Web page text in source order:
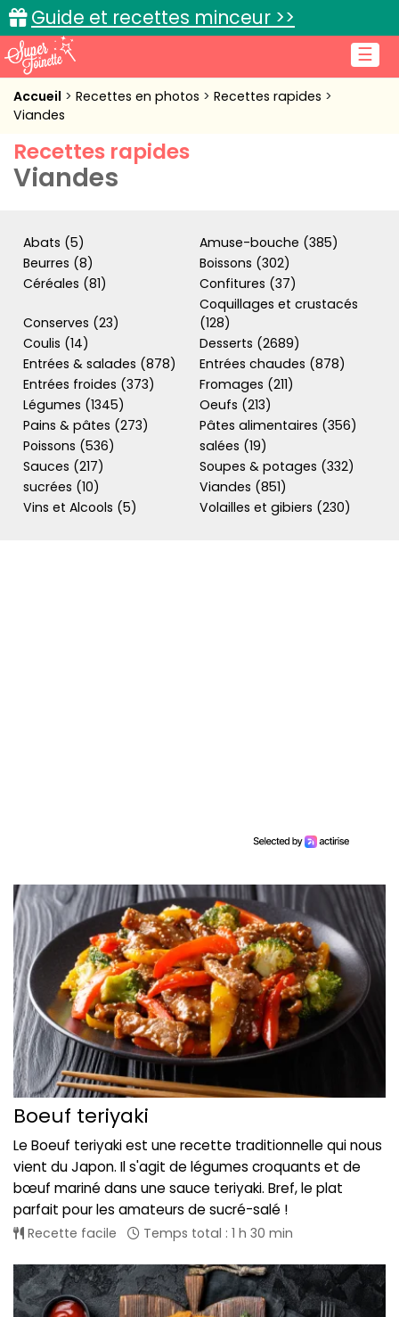
☰
Guide et recettes minceur >>
Accueil
Cuisine pratique
Connexion
Accueil Recettes en photos
Recettes rapides
Viandes
Recettes rapides
Viandes
Abats (5)
Amuse-bouche (385)
Beurres (8)
Boissons (302)
Céréales (81)
Confitures (37)
Conserves (23)
Coquillages et crustacés
(128)
Coulis (14)
Desserts (2689)
Entrées & salades (878)
Entrées chaudes (878)
Entrées froides (373)
Fromages (211)
Légumes (1345)
Oeufs (213)
Pains & pâtes (273)
Pâtes alimentaires (356)
Poissons (536)
salées (19)
Sauces (217)
Soupes & potages (332)
sucrées (10)
Viandes (851)
Vins et Alcools (5)
Volailles et gibiers (230)
Boeuf teriyaki
Le Boeuf teriyaki est une recette traditionnelle qui nous
vient du Japon. Il s'agit de légumes croquants et de
bœuf mariné dans une sauce teriyaki. Bref, le plat
parfait pour les amateurs de sucré-salé !
Recette facile Temps total : 1 h 30 min